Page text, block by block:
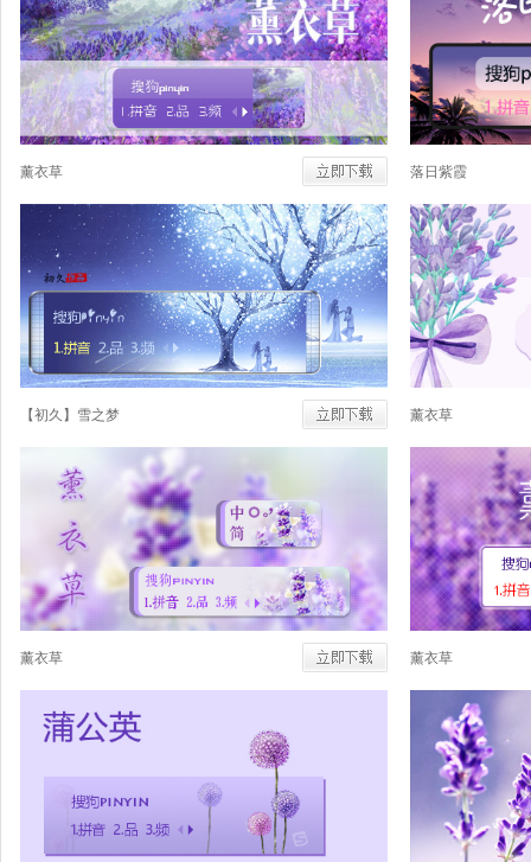
薰衣草 落日紫霞
【初久】雪之梦 薰衣草
薰衣草 薰衣草